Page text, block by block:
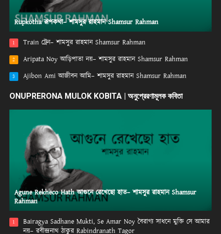
Rupkotha রূপকথা– শামসুর রাহমান Shamsur Rahman
1 Train ট্রেন– শামসুর রাহমান Shamsur Rahman
2 Aripata Noy আড়িপাতা নয়– শামসুর রাহমান Shamsur Rahman
3 Ajibon Ami আজীবন আমি– শামসুর রাহমান Shamsur Rahman
ONUPRERONA MULOK KOBITA | অনুপ্রেরণামূলক কবিতা
Agune Rekheco Hath আগুনে রেখেছো হাত– শামসুর রাহমান Shamsur
Rahman
1
Bairagya Sadhane Mukti, Se Amar Noy বৈরাগ্য সাধনে মুক্তি সে আমার
নয়– রবীন্দ্রনাথ ঠাকুর Rabindranath Tagor